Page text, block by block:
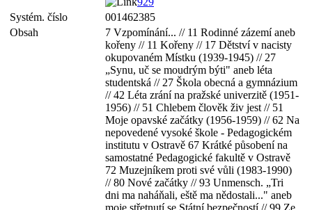
Systém. číslo
001462385
Obsah
7 Vzpomínání... // 11 Rodinné zázemí aneb
kořeny // 11 Kořeny // 17 Dětství v nacisty
okupovaném Místku (1939-1945) // 27
„Synu, uč se moudrým býti" aneb léta
studentská // 27 Škola obecná a gymnázium
// 42 Léta zrání na pražské univerzitě (1951-
1956) // 51 Chlebem člověk živ jest // 51
Moje opavské začátky (1956-1959) // 62 Na
nepovedené vysoké škole - Pedagogickém
institutu v Ostravě 67 Krátké působení na
samostatné Pedagogické fakultě v Ostravě
72 Muzejníkem proti své vůli (1983-1990)
// 80 Nové začátky // 93 Unmensch. „Tri
dni ma naháňali, eště ma nědostali..." aneb
moje střetnutí se Státní bezpečností // 99 Ze